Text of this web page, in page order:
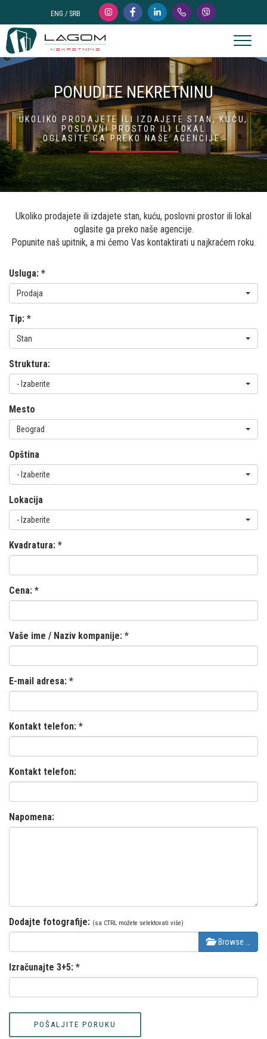
ENG / SRB
Toggle
PONUDITE NEKRETNINU
UKOLIKO PRODAJETE ILI IZDAJETE STAN, KUĆU,
POSLOVNI PROSTOR ILI LOKAL
OGLASITE GA PREKO NAŠE AGENCIJE.
Ukoliko prodajete ili izdajete stan, kuću, poslovni prostor ili lokal
oglasite ga preko naše agencije.
Popunite naš upitnik, a mi ćemo Vas kontaktirati u najkraćem roku.
Usluga: *
Prodaja
Tip: *
Stan
Struktura:
- Izaberite
Mesto
Beograd
Opština
- Izaberite
Lokacija
- Izaberite
Kvadratura: *
Cena: *
Vaše ime / Naziv kompanije: *
E-mail adresa: *
Kontakt telefon: *
Kontakt telefon:
Napomena:
Dodajte fotografije: (sa CTRL možete selektovati više)
Browse …
Izračunajte 3+5: *